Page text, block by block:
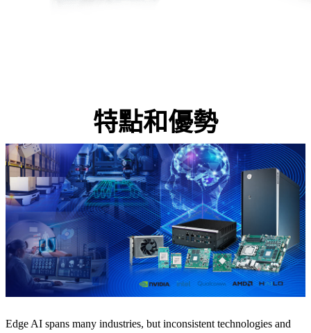
特點和優勢
Edge AI spans many industries, but inconsistent technologies and